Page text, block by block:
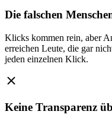
Die falschen
Klicks kommen rein, aber
erreichen Leute, die gar
jeden einzelnen Klick.
Keine Transparenz